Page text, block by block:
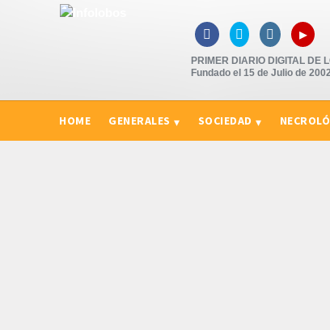
   ▸
PRIMER DIARIO DIGITAL
Fundado el 15 de Julio de
HOME GENERALES SOCIEDAD